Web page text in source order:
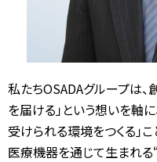
私たちOSADAグループは
を届ける」という想いを軸
受けられる環境をつくる」
医療機器を通じて生まれる